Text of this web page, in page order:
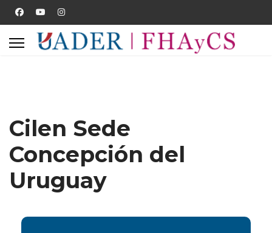
Cilen Sede
Concepción del
Uruguay